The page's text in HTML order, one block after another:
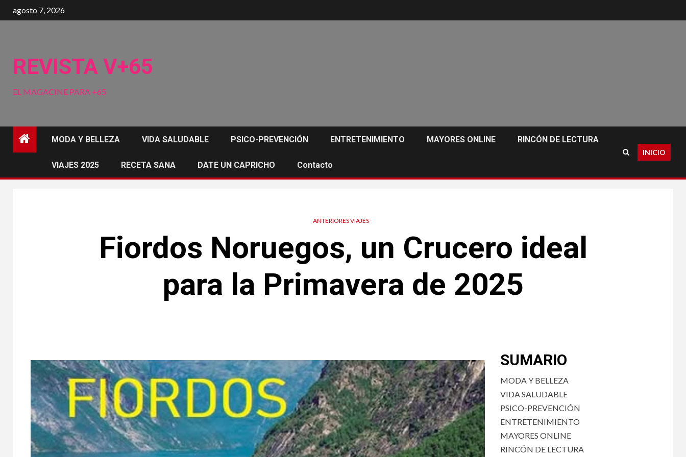
al
agosto 7, 2026
REVISTA V+65
EL MAGACINE PARA +65
MODA Y BELLEZA VIDA SALUDABLE PSICO-PREVENCIÓN ENTRETENIMIENTO MAYORES ONLINE RINCÓN DE LECTURA
VIAJES 2025 RECETA SANA DATE UN CAPRICHO Contacto
INICIO
ANTERIORES VIAJES
Fiordos Noruegos, un Crucero ideal
para la Primavera de 2025
SUMARIO
MODA Y BELLEZA
VIDA SALUDABLE
PSICO-PREVENCIÓN
ENTRETENIMIENTO
MAYORES ONLINE
RINCÓN DE LECTURA